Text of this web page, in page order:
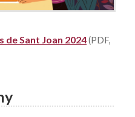
de Sant Joan 2024(PDF,